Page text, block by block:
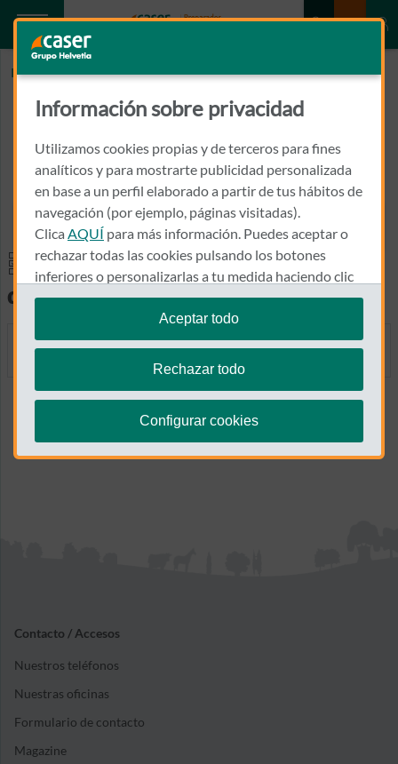
Inicio ULLDECLINIC
ULLDECLINIC
43550 - ULLDECONA
977 720 088
Llamar a ULLDECLINIC
Especialidades y pruebas
diagnósticas
MEDICINA GENERAL
Contacto / Accesos
Nuestros teléfonos
Nuestras oficinas
Formulario de contacto
Magazine
Información sobre privacidad
Utilizamos cookies propias y de terceros para fines
analíticos y para mostrarte publicidad personalizada
en base a un perfil elaborado a partir de tus hábitos de
navegación (por ejemplo, páginas visitadas).
Clica AQUÍ para más información. Puedes aceptar o
rechazar todas las cookies pulsando los botones
inferiores o personalizarlas a tu medida haciendo clic
en"configurar cookies".
Te recordamos que puedes modificar tus ajustes de
cookies en cualquier momento en la sección
Aceptar todo
Rechazar todo
Configurar cookies